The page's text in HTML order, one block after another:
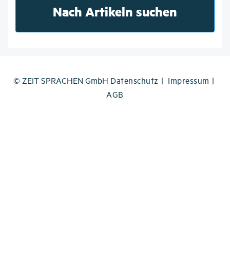
Nach Artikeln suchen
© ZEIT SPRACHEN GmbH Datenschutz
Impressum
AGB